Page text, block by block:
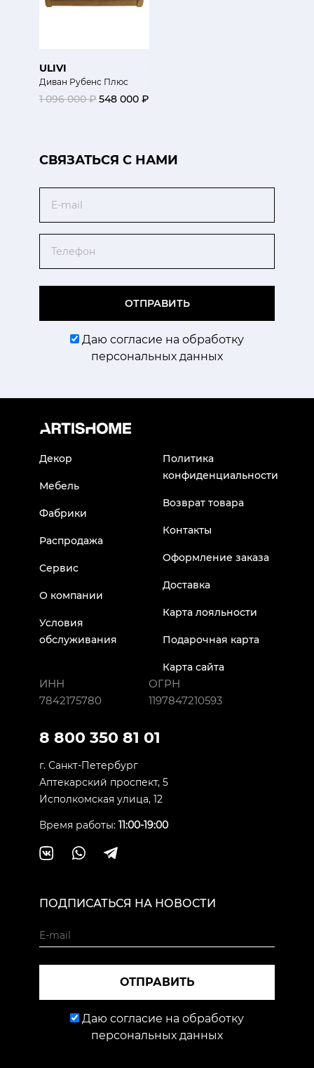
ULIVI
Диван Рубенс Плюс
1 096 000 ₽548 000 ₽
CВЯЗАТЬСЯ С НАМИ
ОТПРАВИТЬ
Даю согласие на обработку
персональных данных
Декор
Мебель
Фабрики
Распродажа
Сервис
О компании
Условия
обслуживания
Политика
конфиденциальности
Возврат товара
Контакты
Оформление заказа
Доставка
Карта лояльности
Подарочная карта
Карта сайта
ИНН
7842175780
ОГРН
1197847210593
8 800 350 81 01
г. Санкт-Петербург
Аптекарский проспект, 5
Исполкомская улица, 12
Время работы: 11:00-19:00
ПОДПИСАТЬСЯ НА НОВОСТИ
ОТПРАВИТЬ
Даю согласие на обработку
персональных данных